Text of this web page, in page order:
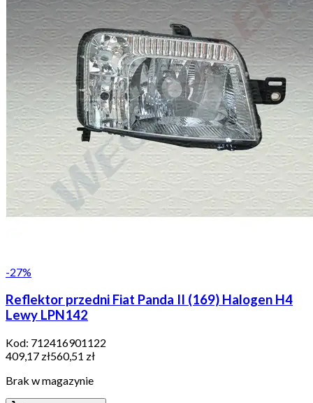
-27%
Reflektor przedni Fiat Panda II (169) Halogen H4
Lewy LPN142
Kod: 712416901122
409,17 zł560,51 zł
Brak w magazynie